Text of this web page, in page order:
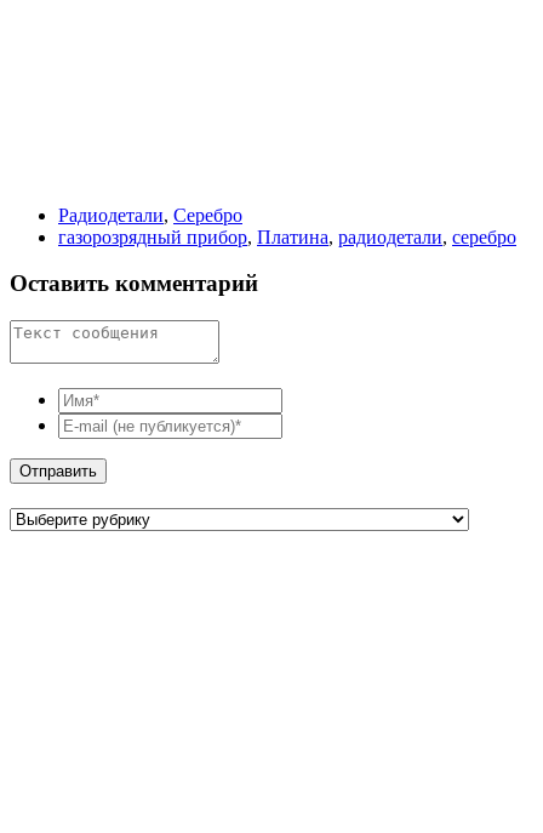
Радиодетали, Серебро
газорозрядный прибор, Платина, радиодетали, серебро
Оставить комментарий